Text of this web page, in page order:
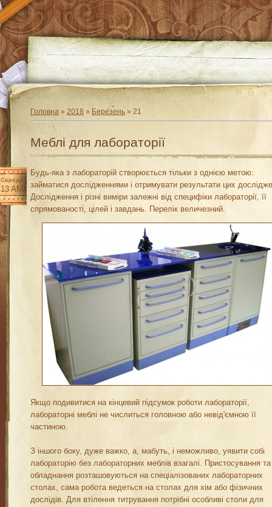
Головна » 2018 » Березень » 21
Меблі для лабораторії
Середа
AM
Будь-яка з лабораторій створюється тільки з однією метою:
займатися дослідженнями і отримувати результати цих
Дослідження і різні виміри залежні від специфіки лабораторії, її
спрямованості, цілей і завдань. Перелік величезний.
Якщо подивитися на кінцевий підсумок роботи лабораторії,
лабораторні меблі не числиться головною або невід'ємною її
частиною.
З іншого боку, дуже важко, а, мабуть, і неможливо, уявити собі
лабораторію без лабораторних меблів взагалі. Пристосування та
обладнання розташовуються на спеціалізованих лабораторних
столах, сама робота ведеться на столах для хім або фізичних
дослідів. Для втілення титрування потрібні особливі столи для